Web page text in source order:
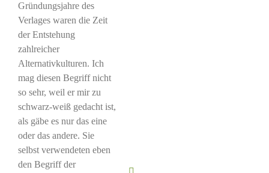
Gründungsjahre des
Verlages waren die Zeit
der Entstehung
zahlreicher
Alternativkulturen. Ich
mag diesen Begriff nicht
so sehr, weil er mir zu
schwarz-weiß gedacht ist,
als gäbe es nur das eine
oder das andere. Sie
selbst verwendeten eben
den Begriff der